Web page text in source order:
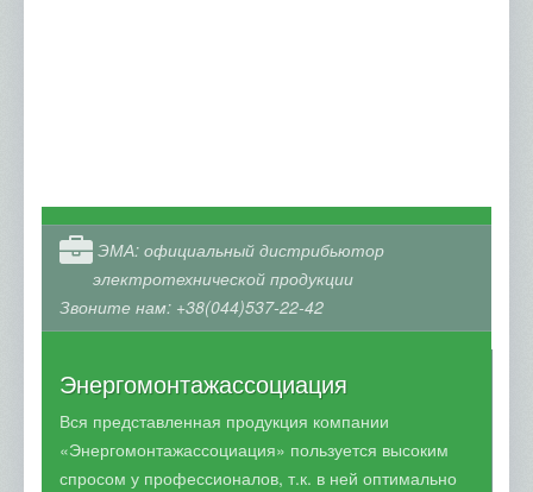
Unica
Світлотехнічна продукція
Генератори REM Power
Блискавкозахист
Послуги
Електрощитове обладнання
ЭМА: официальный дистрибьютор
электротехнической продукции
Звоните нам: +38(044)537-22-42
Энергомонтажассоциация
Вся представленная продукция компании
«Энергомонтажассоциация» пользуется высоким
спросом у профессионалов, т.к. в ней оптимально